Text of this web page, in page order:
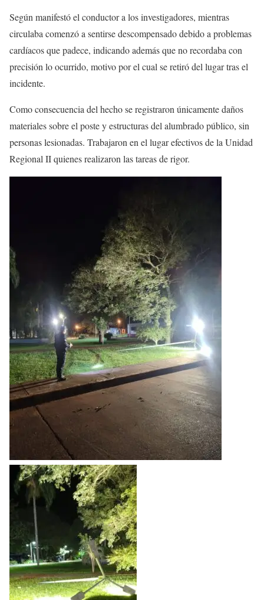
Según manifestó el conductor a los investigadores, mientras
circulaba comenzó a sentirse descompensado debido a problemas
cardíacos que padece, indicando además que no recordaba con
precisión lo ocurrido, motivo por el cual se retiró del lugar tras el
incidente.
Como consecuencia del hecho se registraron únicamente daños
materiales sobre el poste y estructuras del alumbrado público, sin
personas lesionadas. Trabajaron en el lugar efectivos de la Unidad
Regional II quienes realizaron las tareas de rigor.